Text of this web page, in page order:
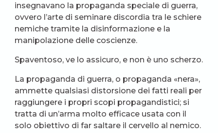
insegnavano la propaganda speciale di guerra,
ovvero l’arte di seminare discordia tra le schiere
nemiche tramite la disinformazione e la
manipolazione delle coscienze.
Spaventoso, ve lo assicuro, e non è uno scherzo.
La propaganda di guerra, o propaganda «nera»,
ammette qualsiasi distorsione dei fatti reali per
raggiungere i propri scopi propagandistici; si
tratta di un’arma molto efficace usata con il
solo obiettivo di far saltare il cervello al nemico.